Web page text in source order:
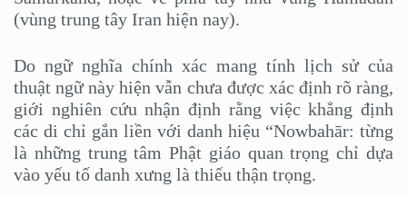
(vùng trung tây Iran hiện nay).
Do ngữ nghĩa chính xác mang tính lịch sử của
thuật ngữ này hiện vẫn chưa được xác định rõ ràng,
giới nghiên cứu nhận định rằng việc khẳng định
các di chỉ gắn liền với danh hiệu “Nowbahār: từng
là những trung tâm Phật giáo quan trọng chỉ dựa
vào yếu tố danh xưng là thiếu thận trọng.